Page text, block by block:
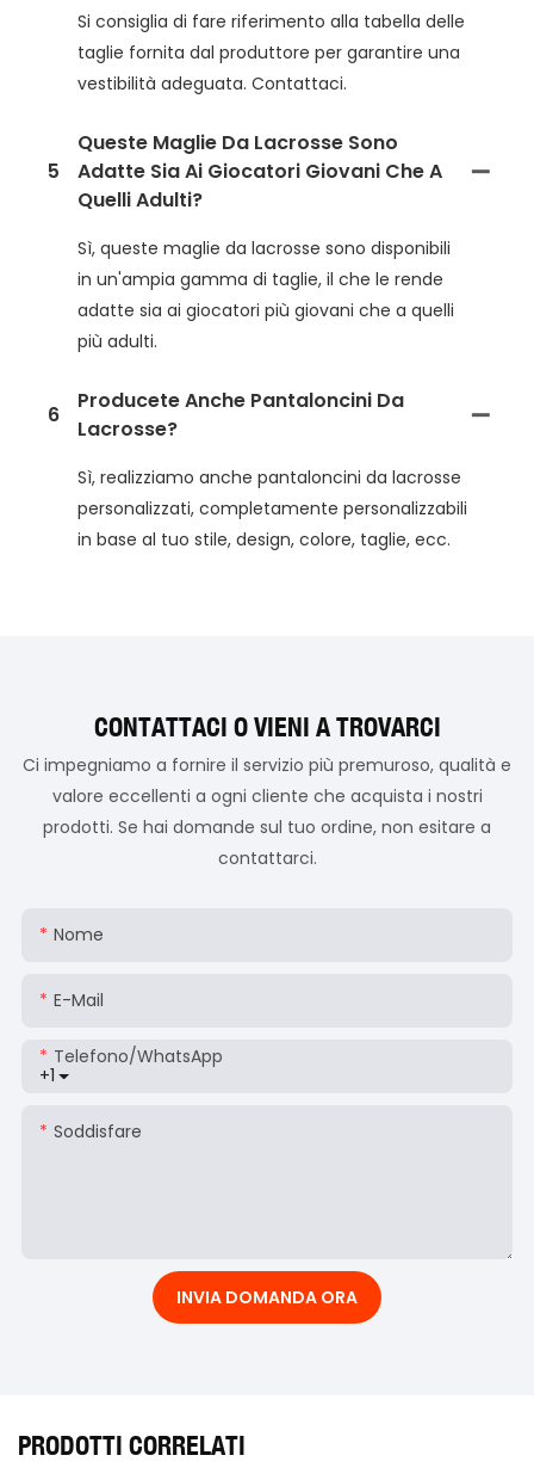
Si consiglia di fare riferimento alla tabella delle
taglie fornita dal produttore per garantire una
vestibilità adeguata. Contattaci.
5
Queste Maglie Da Lacrosse Sono
Adatte Sia Ai Giocatori Giovani Che A
Quelli Adulti?
Sì, queste maglie da lacrosse sono disponibili
in un'ampia gamma di taglie, il che le rende
adatte sia ai giocatori più giovani che a quelli
più adulti.
6
Producete Anche Pantaloncini Da
Lacrosse?
Sì, realizziamo anche pantaloncini da lacrosse
personalizzati, completamente personalizzabili
in base al tuo stile, design, colore, taglie, ecc.
CONTATTACI O VIENI A TROVARCI
Ci impegniamo a fornire il servizio più premuroso, qualità e
valore eccellenti a ogni cliente che acquista i nostri
prodotti. Se hai domande sul tuo ordine, non esitare a
contattarci.
Nome
E-Mail
+1
Telefono/WhatsApp
Soddisfare
INVIA DOMANDA ORA
PRODOTTI CORRELATI